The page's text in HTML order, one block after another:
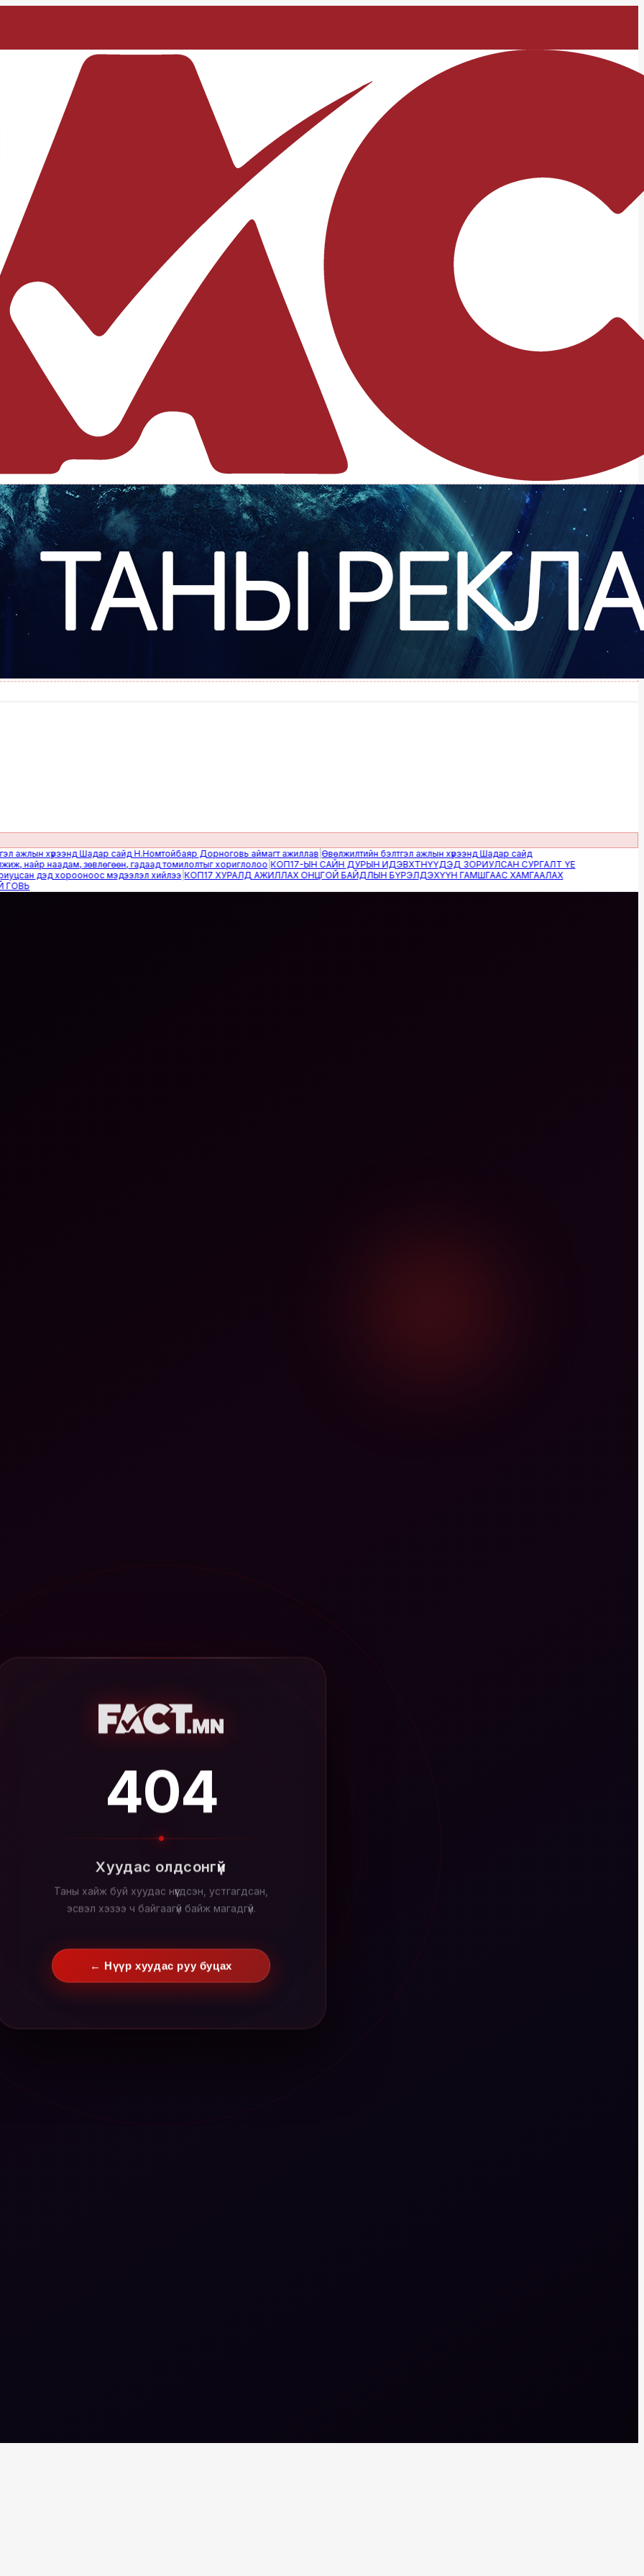
хүрээнд Шадар сайд Н.Номтойбаяр Дорноговь аймагт ажиллав|Өвөлжилтийн бэлтгэл ажлын хүрээнд Шадар сайд
наадам, зөвлөгөөн, гадаад томилолтыг хориглолоо|КОП17-ЫН САЙН ДУРЫН ИДЭВХТНҮҮДЭД ЗОРИУЛСАН СУРГАЛТ ҮЕ
дэд хорооноос мэдээлэл хийлээ|КОП17 ХУРАЛД АЖИЛЛАХ ОНЦГОЙ БАЙДЛЫН БҮРЭЛДЭХҮҮН ГАМШГААС ХАМГААЛАХ
404
Хуудас олдсонгүй
Таны хайж буй хуудас нүүгдсэн, устгагдсан,
эсвэл хэзээ ч байгаагүй байж магадгүй.
← Нүүр хуудас руу буцах